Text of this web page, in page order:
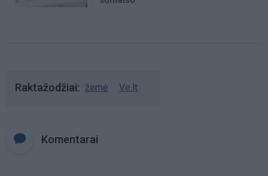
Raktažodžiai žemė Ve.lt
Komentarai